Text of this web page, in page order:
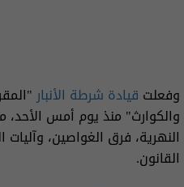
وفعلت قيادة شرطة الأنبار
والكوارث" منذ يوم أمس الأحد،
النهرية، فرق الغواصين،
القانون.